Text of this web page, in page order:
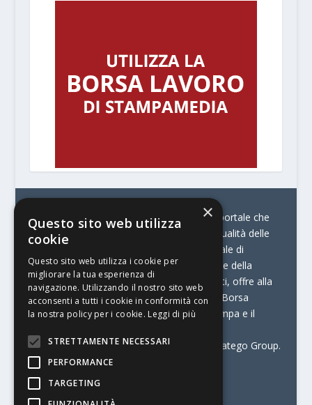
© Stratego Group –
stampamedia.net è il portale che
racconta le innovazioni tecnologiche e l’attualità delle
aziende di stampa e di converting. È il portale di
riferimento per chi opera in Italia nel settore della
comunicazione stampata. Oltre ai contenuti, offre alla
propria community diversi servizi come:
la Borsa
Lavoro, la Print Connection, i Big della Stampa e il
Stampamedia.net è una delle testate di Stratego Group.
Partita IVA07921450156
×
Questo sito web utilizza
cookie
Questo sito web utilizza i cookie per
migliorare la tua esperienza di
navigazione. Utilizzando il nostro sito web
acconsenti a tutti i cookie in conformità con
la nostra policy per i cookie. Leggi di più
STRETTAMENTE NECESSARI
PERFORMANCE
TARGETING